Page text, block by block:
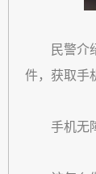
民警介
件，获取手
手机无